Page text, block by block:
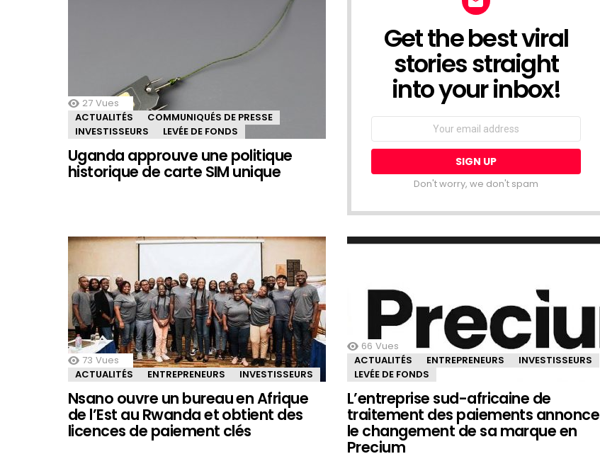
27 Vues
ACTUALITÉS
COMMUNIQUÉS DE PRESSE
INVESTISSEURS
LEVÉE DE FONDS
Uganda approuve une politique
historique de carte SIM unique
NEWSLETTER
Get the best viral
stories straight
into your inbox!
Don't worry, we don't spam
73 Vues
ACTUALITÉS
ENTREPRENEURS INVESTISSEURS
Nsano ouvre un bureau en Afrique
de l’Est au Rwanda et obtient des
licences de paiement clés
66 Vues
ACTUALITÉS
ENTREPRENEURS
INVESTISSEURS
LEVÉE DE FONDS
L’entreprise sud-africaine de
traitement des paiements annonce
le changement de sa marque en
Precium